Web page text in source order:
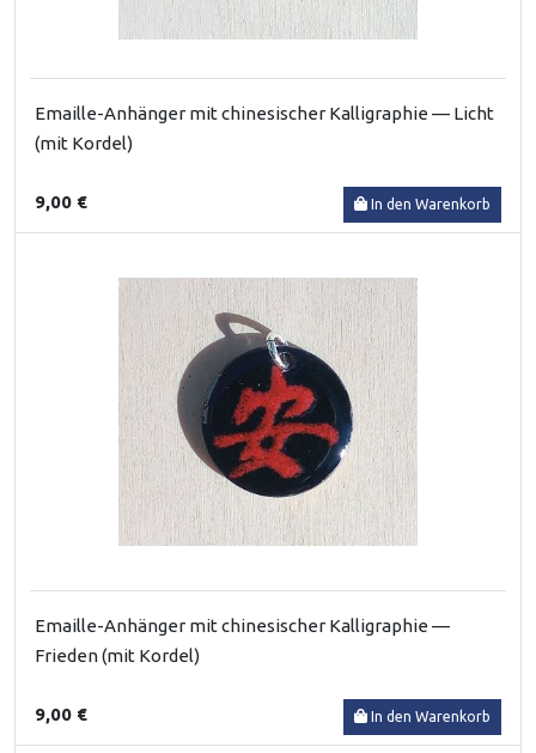
Emaille-Anhänger mit chinesischer Kalligraphie — Licht
(mit Kordel)
9,00 € In den Warenkorb
Emaille-Anhänger mit chinesischer Kalligraphie —
Frieden (mit Kordel)
9,00 € In den Warenkorb